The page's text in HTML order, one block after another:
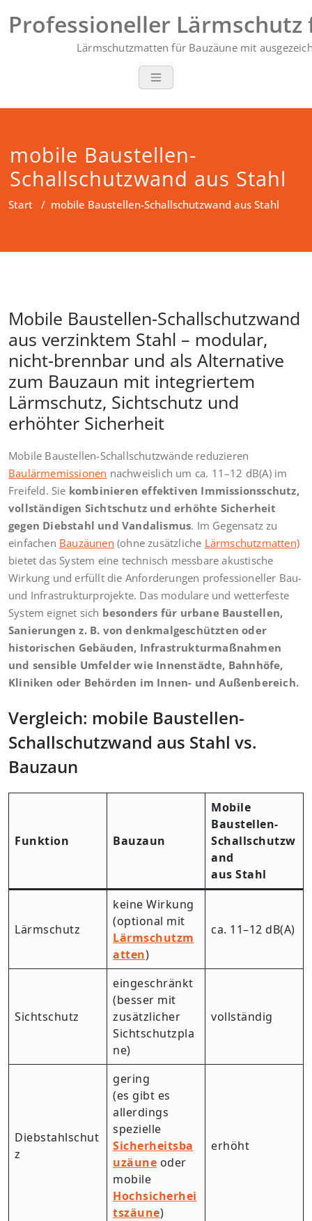
Inhalt
Professioneller
Lärmschutzmatten für Bauzäune mit
mobile Baustellen-
Schallschutzwand aus Stahl
Start / mobile Baustellen-Schallschutzwand aus Stahl
Mobile Baustellen-Schallschutzwand
aus verzinktem Stahl – modular,
nicht-brennbar und als Alternative
zum Bauzaun mit integriertem
Lärmschutz, Sichtschutz und
erhöhter Sicherheit
Mobile Baustellen-Schallschutzwände reduzieren
Baulärmemissionen nachweislich um ca. 11–12 dB(A) im
Freifeld. Sie kombinieren effektiven Immissionsschutz,
vollständigen Sichtschutz und erhöhte Sicherheit
gegen Diebstahl und Vandalismus. Im Gegensatz zu
einfachen Bauzäunen (ohne zusätzliche Lärmschutzmatten)
bietet das System eine technisch messbare akustische
Wirkung und erfüllt die Anforderungen professioneller Bau-
und Infrastrukturprojekte. Das modulare und wetterfeste
System eignet sich besonders für urbane Baustellen,
Sanierungen z. B. von denkmalgeschützten oder
historischen Gebäuden, Infrastrukturmaßnahmen
und sensible Umfelder wie Innenstädte, Bahnhöfe,
Kliniken oder Behörden im Innen- und Außenbereich.
Vergleich: mobile Baustellen-
Schallschutzwand aus Stahl vs.
Bauzaun
Funktion Bauzaun
Mobile
Baustellen-
Schallschutzw
and
aus Stahl
Lärmschutz
keine Wirkung
(optional mit
Lärmschutzm
atten)
ca. 11–12 dB(A)
Sichtschutz
eingeschränkt
(besser mit
zusätzlicher
Sichtschutzpla
ne)
vollständig
Diebstahlschut
z
gering
(es gibt es
allerdings
spezielle
Sicherheitsba
uzäune oder
mobile
Hochsicherhei
tszäune)
erhöht